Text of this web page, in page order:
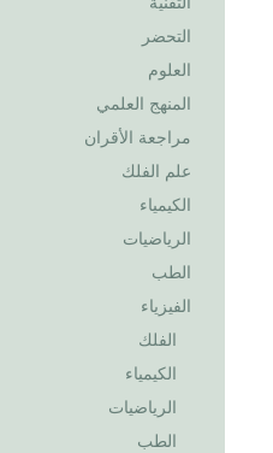
التحضر
العلوم
المنهج العلمي
مراجعة الأقران
علم الفلك
الكيمياء
الرياضيات
الطب
الفيزياء
الفلك
الكيمياء
الرياضيات
الطب